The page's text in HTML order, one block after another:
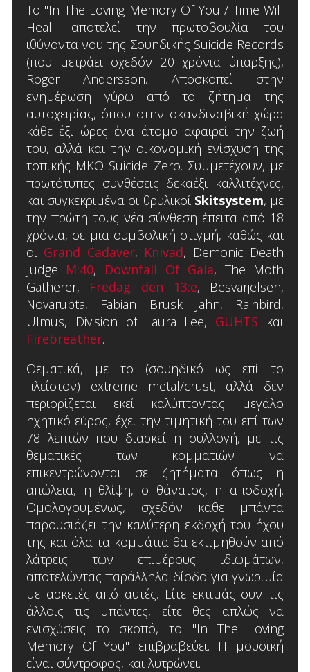
Το "In The Loving Memory Of You / Time Will
Heal" αποτελεί την πρωτοβουλία του
ιθύνοντα νου της Σουηδικής Suicide Records
(που μετράει σχεδόν 20 χρόνια ύπαρξης),
Roger Andersson. Αποσκοπεί στην
ενημέρωση γύρω από το ζήτημα της
αυτοχειρίας, όπου στην σκανδιναβική χώρα
κάθε έξι ώρες ένα άτομο αφαιρεί την ζωή
του, αλλά και την οικονομική ενίσχυση της
τοπικής ΜΚΟ Suicide Zero. Συμμετέχουν, με
πρωτότυπες συνθέσεις δεκαέξι καλλιτέχνες,
και συγκεκριμένα οι θρυλικοί Skitsystem, με
την πρώτη τους νέα σύνθεση έπειτα από 18
χρόνια, σε μια συμβολική στιγμή, καθώς και
οι Grand Cadaver, Knivad, Demonic Death
Judge M:40, Downfall Of Gaia, The Moth
Gatherer, Fredag den 13:e, Besvärjelsen,
Novarupta, Fabian Brusk Jahn, Rainbird,
Ulmus, Division of Laura Lee, GUHTS και
Firebreather.
Θεματικά, με το (σουηδικό ως επί το
πλείστον) extreme metal/crust, αλλά δεν
περιορίζεται εκεί καλύπτοντας μεγάλο
ηχητικό εύρος, έχει την τιμητική του επί των
78 λεπτών που διαρκεί η συλλογή, με τις
θεματικές των κομματιών να
επικεντρώνονται σε ζητήματα όπως η
απώλεια, η θλίψη, ο θάνατος, η αποδοχή.
Ομολογουμένως, σχεδόν κάθε μπάντα
παρουσιάζει την καλύτερη εκδοχή του ήχου
της και όλα τα κομμάτια θα εκτιμηθούν από
λάτρεις των επιμέρους ιδιωμάτων,
αποτελώντας παράλληλα δίοδο για γνωριμία
με αρκετές από αυτές. Είτε εκτιμάς συν τις
άλλοις τις μπάντες, είτε θες απλώς να
ενισχύσεις το σκοπό, το "In The Loving
Memory Of You" επιβραβεύει. Η μουσική
είναι σύντροφος, και λυτρώνει.